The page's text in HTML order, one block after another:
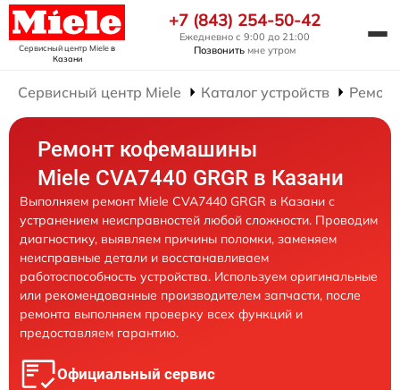
Сервисный центр Mieleв
Казани
+7 (843) 254-50-42
Ежедневно с 9:00 до 21:00
Позвонить мне утром
Сервисный центр Miele Каталог устройств
Ремонт кофемашины
Miele CVA7440 GRGR в Казани
Выполняем ремонт Miele CVA7440 GRGR в Казани с
устранением неисправностей любой сложности. Проводим
диагностику, выявляем причины поломки, заменяем
неисправные детали и восстанавливаем
работоспособность устройства. Используем оригинальные
или рекомендованные производителем запчасти, после
ремонта выполняем проверку всех функций и
предоставляем гарантию.
Официальный сервис